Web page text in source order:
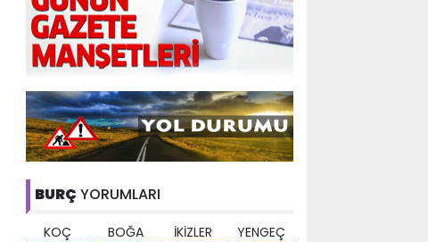
BURÇ YORUMLARI
KOÇ BOĞA İKİZLER YENGEÇ